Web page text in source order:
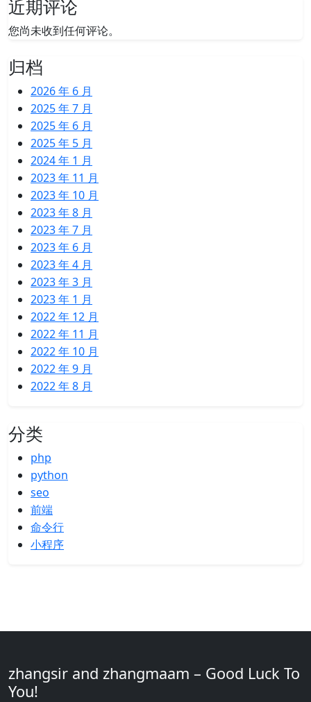
近期评论
您尚未收到任何评论。
归档
2026 年 6 月
2025 年 7 月
2025 年 6 月
2025 年 5 月
2024 年 1 月
2023 年 11 月
2023 年 10 月
2023 年 8 月
2023 年 7 月
2023 年 6 月
2023 年 4 月
2023 年 3 月
2023 年 1 月
2022 年 12 月
2022 年 11 月
2022 年 10 月
2022 年 9 月
2022 年 8 月
分类
php
python
seo
前端
命令行
小程序
zhangsir and zhangmaam – Good Luck To
You!